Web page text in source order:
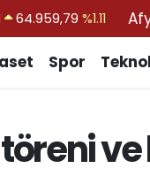
47,7436 %0.18
55,2510 %0.32
13.779 %-14
Spor
töreni